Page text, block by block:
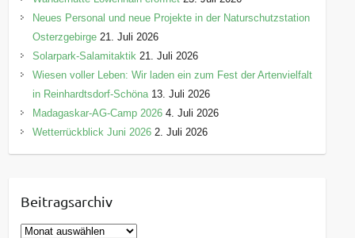
Neues Personal und neue Projekte in der Naturschutzstation
Osterzgebirge 21. Juli 2026
Solarpark-Salamitaktik 21. Juli 2026
Wiesen voller Leben: Wir laden ein zum Fest der Artenvielfalt
in Reinhardtsdorf-Schöna 13. Juli 2026
Madagaskar-AG-Camp 2026 4. Juli 2026
Wetterrückblick Juni 2026 2. Juli 2026
Beitragsarchiv
B